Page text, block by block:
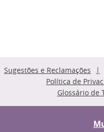
Sugestões e Reclamações
Política de
Glossário de